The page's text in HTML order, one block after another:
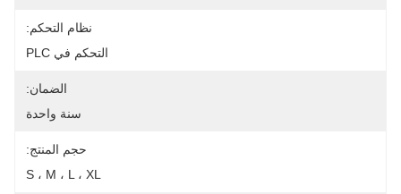
نظام التحكم:
التحكم في PLC
الضمان:
سنة واحدة
حجم المنتج:
S ، M ، L ، XL